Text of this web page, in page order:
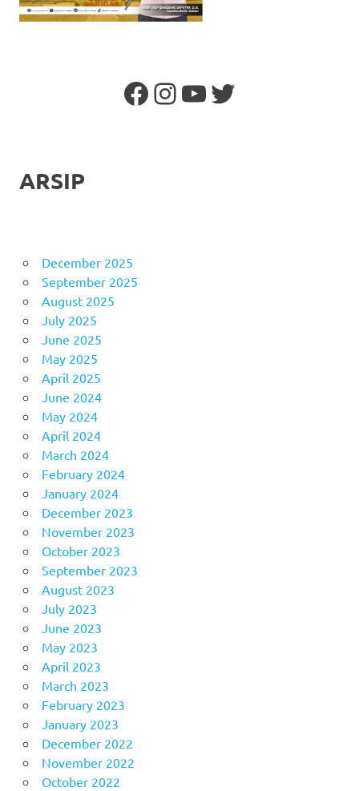
Facebook
Instagram
YouTube
Twitter
ARSIP
December 2025
September 2025
August 2025
July 2025
June 2025
May 2025
April 2025
June 2024
May 2024
April 2024
March 2024
February 2024
January 2024
December 2023
November 2023
October 2023
September 2023
August 2023
July 2023
June 2023
May 2023
April 2023
March 2023
February 2023
January 2023
December 2022
November 2022
October 2022